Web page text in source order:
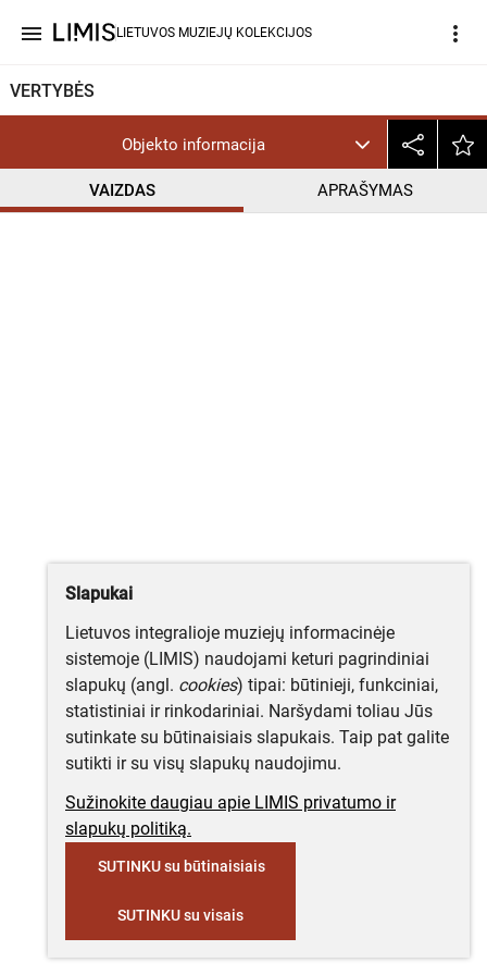
menu LIETUVOS MUZIEJŲ KOLEKCIJOS more_vert
VERTYBĖS
Objekto informacija
VAIZDAS APRAŠYMAS
help_outline
Slapukai
Lietuvos integralioje muziejų informacinėje
sistemoje (LIMIS) naudojami keturi pagrindiniai
slapukų (angl. cookies) tipai: būtinieji, funkciniai,
statistiniai ir rinkodariniai. Naršydami toliau Jūs
sutinkate su būtinaisiais slapukais. Taip pat galite
sutikti ir su visų slapukų naudojimu.
Sužinokite daugiau apie LIMIS privatumo ir
slapukų politiką.
SUTINKU su būtinaisiais
SUTINKU su visais